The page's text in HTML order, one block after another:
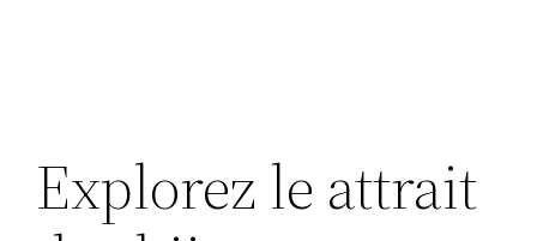
Explorez le attrait